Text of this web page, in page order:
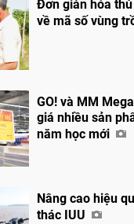
Đơn giản hóa
về mã số vùng
GO! và MM
giá nhiều sản
năm học mới
Nâng cao hiệu
thác IUU